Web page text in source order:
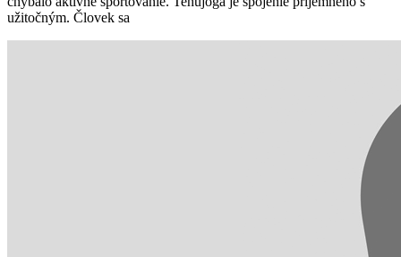
užitočným. Človek sa